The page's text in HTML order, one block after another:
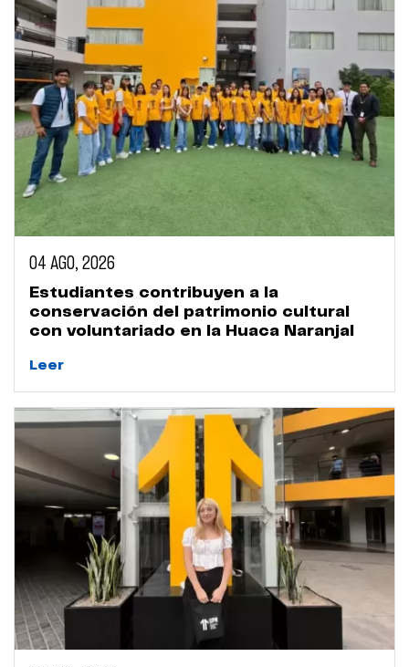
04 AGO, 2026
Estudiantes contribuyen a la
conservación del patrimonio cultural
con voluntariado en la Huaca Naranjal
Leer